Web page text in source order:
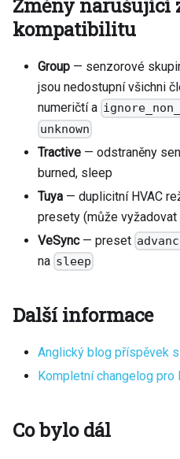
Změny narušující
kompatibilitu
Group — senzorové
jsou nedostupní všichni
numeričtí a
unknown
Tractive — odstraněny
burned, sleep
Tuya — duplicitní HVAC
presety (může
VeSync— preset
na sleep
Další informace
Anglický blog příspěvek
Kompletní changelog
Co bylo dál